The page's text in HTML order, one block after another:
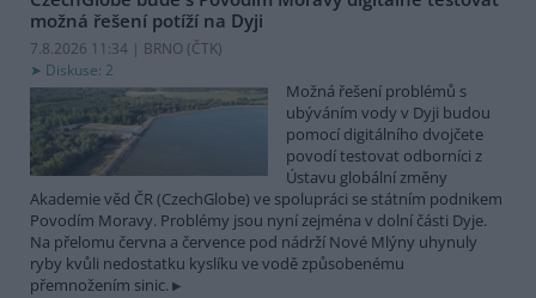
možná řešení potíží na Dyji
7.8.2026 11:34 | BRNO (ČTK)
Diskuse: 2
Možná řešení problémů s
ubýváním vody v Dyji budou
pomocí digitálního dvojčete
povodí testovat odborníci z
Ústavu globální změny
Akademie věd ČR (CzechGlobe) ve spolupráci se státním podnikem
Povodím Moravy. Problémy jsou nyní zejména v dolní části Dyje.
Na přelomu června a července pod nádrží Nové Mlýny uhynuly
ryby kvůli nedostatku kyslíku ve vodě způsobenému
přemnožením sinic.